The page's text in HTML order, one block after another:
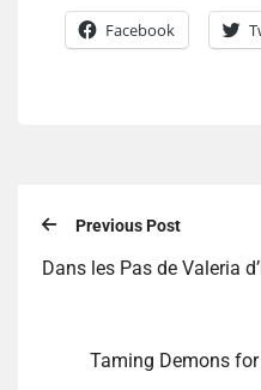
Facebook
Previous Post
Dans les Pas de Valeria
Taming Demons